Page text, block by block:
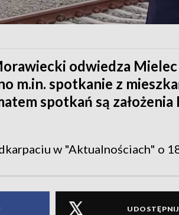
odwiedza
m.in. spotkanie z
spotkań są założenia
w "Aktualnościach" o